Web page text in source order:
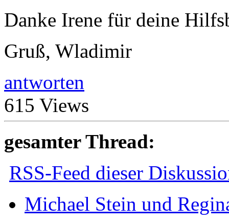
Danke Irene für deine
Gruß, Wladimir
antworten
615 Views
gesamter Thread:
RSS-Feed dieser
Michael Stein und